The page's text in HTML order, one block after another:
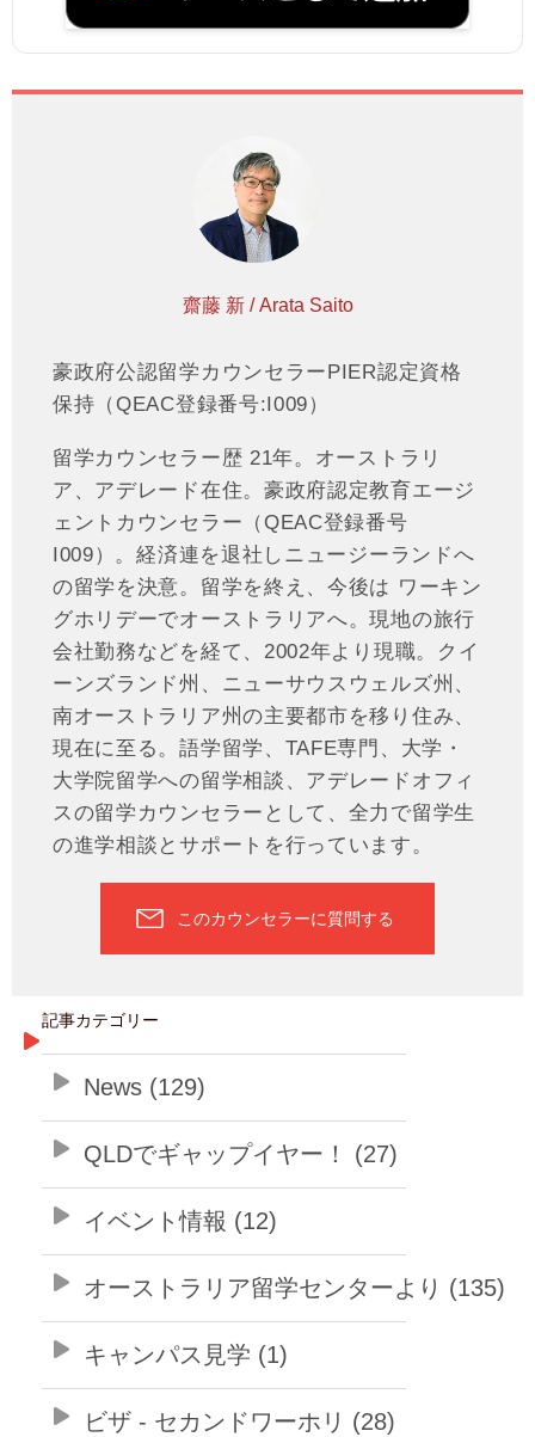
齋藤 新 / Arata Saito
豪政府公認留学カウンセラーPIER認定資格
保持（QEAC登録番号:I009）
留学カウンセラー歴 21年。オーストラリ
ア、アデレード在住。豪政府認定教育エージ
ェントカウンセラー（QEAC登録番号
I009）。経済連を退社しニュージーランドへ
の留学を決意。留学を終え、今後は ワーキン
グホリデーでオーストラリアへ。現地の旅行
会社勤務などを経て、2002年より現職。クイ
ーンズランド州、ニューサウスウェルズ州、
南オーストラリア州の主要都市を移り住み、
現在に至る。語学留学、TAFE専門、大学・
大学院留学への留学相談、アデレードオフィ
スの留学カウンセラーとして、全力で留学生
の進学相談とサポートを行っています。
このカウンセラーに質問する
記事カテゴリー
News (129)
QLDでギャップイヤー！ (27)
イベント情報 (12)
オーストラリア留学センターより (135)
キャンパス見学 (1)
ビザ - セカンドワーホリ (28)